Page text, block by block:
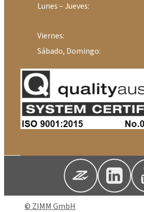
Lunes – Jueves:
Viernes:
Sábado, Domingo:
© ZIMM GmbH